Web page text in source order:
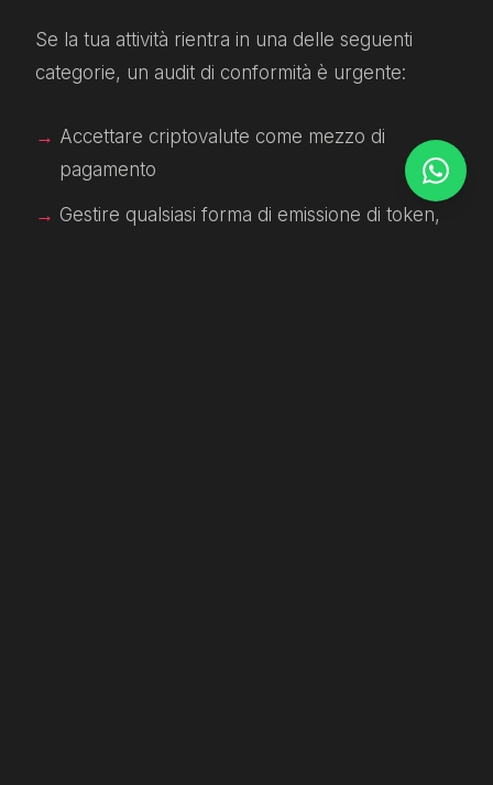
Se la tua attività rientra in una delle seguenti
categorie, un audit di conformità è urgente:
Accettare criptovalute come mezzo di
pagamento
Gestire qualsiasi forma di emissione di token,